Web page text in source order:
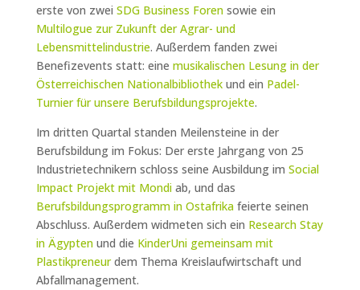
erste von zwei SDG Business Forensowie ein
Multilogue zur Zukunft der Agrar- und
Lebensmittelindustrie. Außerdem fanden zwei
Benefizevents statt: eine musikalischen Lesung in der
Österreichischen Nationalbibliothekund ein Padel-
Turnier für unsere Berufsbildungsprojekte.
Im dritten Quartal standen Meilensteine in der
Berufsbildung im Fokus: Der erste Jahrgang von 25
Industrietechnikern schloss seine Ausbildung im Social
Impact Projekt mit Mondiab, und das
Berufsbildungsprogramm in Ostafrikafeierte seinen
Abschluss. Außerdem widmeten sich ein Research Stay
in Ägyptenund die KinderUni gemeinsam mit
Plastikpreneurdem Thema Kreislaufwirtschaft und
Abfallmanagement.